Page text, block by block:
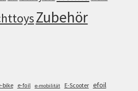
Zubehör
bike e-foil e-mobilität E-Scooter efoil